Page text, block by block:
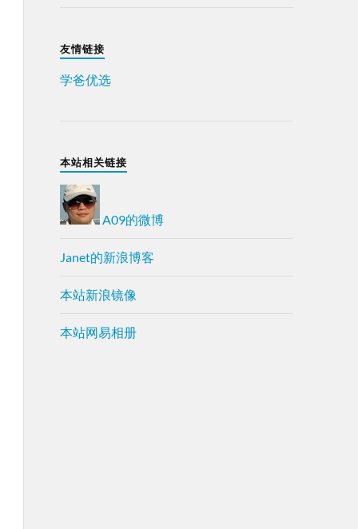
友情链接
学爸优选
本站相关链接
A09的微博
Janet的新浪博客
本站新浪镜像
本站网易相册